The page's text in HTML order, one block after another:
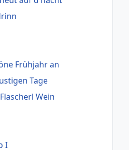
Frühjahr an
Tage
Wein
I